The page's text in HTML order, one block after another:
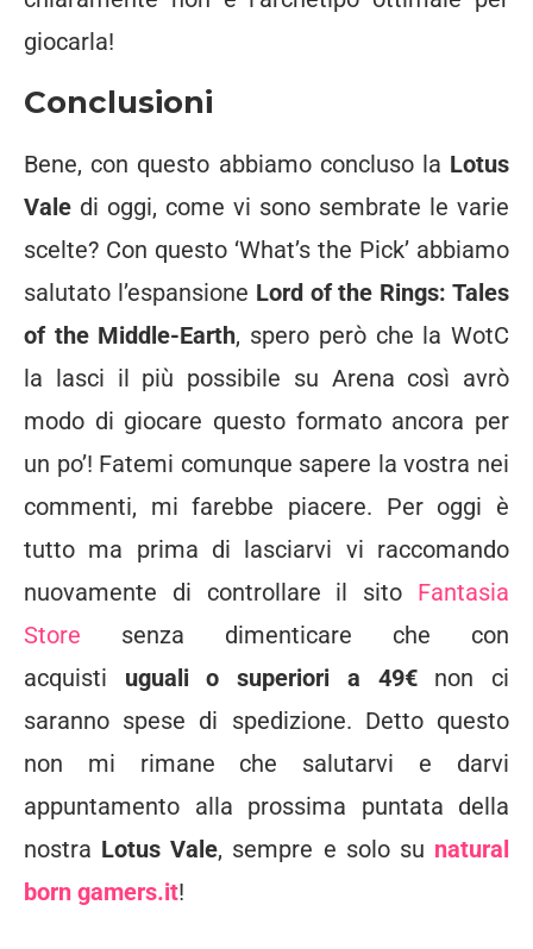
giocarla!
Conclusioni
Bene, con questo abbiamo concluso la Lotus
Vale di oggi, come vi sono sembrate le varie
scelte? Con questo ‘What’s the Pick’ abbiamo
salutato l’espansione Lord of the Rings: Tales
of the Middle-Earth, spero però che la WotC
la lasci il più possibile su Arena così avrò
modo di giocare questo formato ancora per
un po’! Fatemi comunque sapere la vostra nei
commenti, mi farebbe piacere. Per oggi è
tutto ma prima di lasciarvi vi raccomando
nuovamente di controllare il sito Fantasia
Store
senza dimenticare che con
acquisti uguali o superiori a 49€non ci
saranno spese di spedizione. Detto questo
non mi rimane che salutarvi e darvi
appuntamento alla prossima puntata della
nostra Lotus Vale, sempre e solo su natural
born gamers.it!